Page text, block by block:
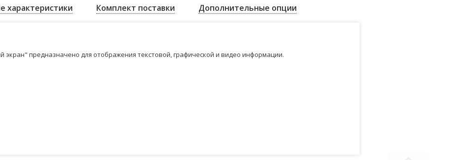
характеристики Комплект поставки Дополнительные опции
экран" предназначено для отображения текстовой, графической и видео информации.